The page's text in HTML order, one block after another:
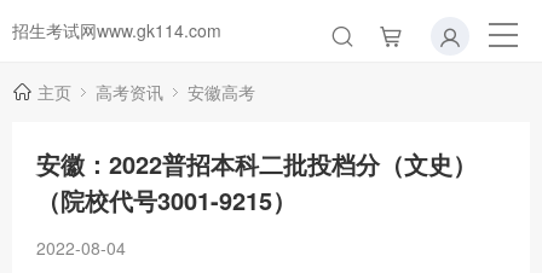
招生考试网www.gk114.com
主页 高考资讯 安徽高考
安徽：2022普招本科二批投档分（文史）
（院校代号3001-9215）
2022-08-04